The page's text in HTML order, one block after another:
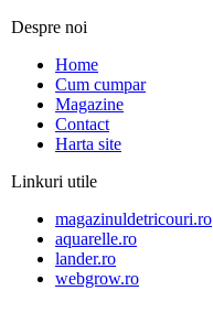
Despre noi
Home
Cum cumpar
Magazine
Contact
Harta site
Linkuri utile
magazinuldetricouri.ro
aquarelle.ro
lander.ro
webgrow.ro